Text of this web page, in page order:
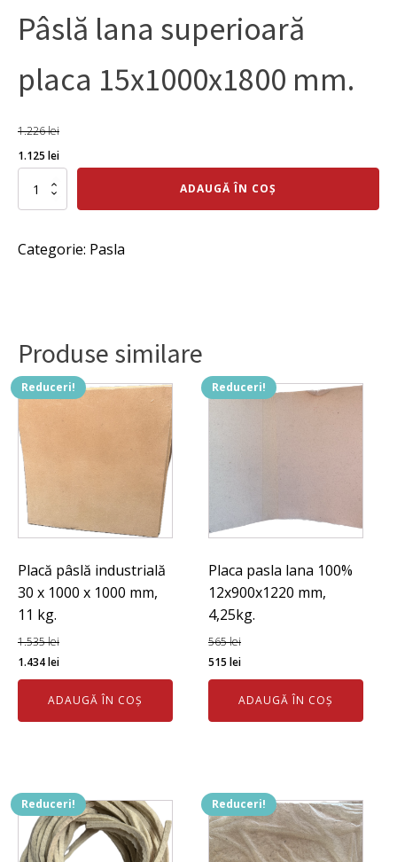
Pâslă lana superioară
placa 15x1000x1800 mm.
1.226lei
Prețul
inițial
a
fost:
1.226 lei.
1.125 leiPrețul
este:
1.125 lei.
Cantitate
placa
ADAUGĂ ÎN COȘ
Categorie: Pasla
Produse similare
Reduceri!
Placă pâslă industrială
30 x 1000 x 1000 mm,
11 kg.
1.535lei
Prețul
inițial
fost:
1.434leiPrețul
curent
este:
1.434 lei.
ADAUGĂ ÎN COȘ
Reduceri!
Placa pasla lana 100%
12x900x1220 mm,
4,25kg.
565lei
Prețul
inițial
fost:
515leiPrețul
curent
este:
515 lei.
ADAUGĂ ÎN COȘ
Reduceri! Reduceri!